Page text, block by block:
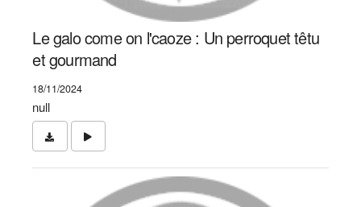
Le galo come on l'caoze : Un perroquet têtu
et gourmand
18/11/2024
null